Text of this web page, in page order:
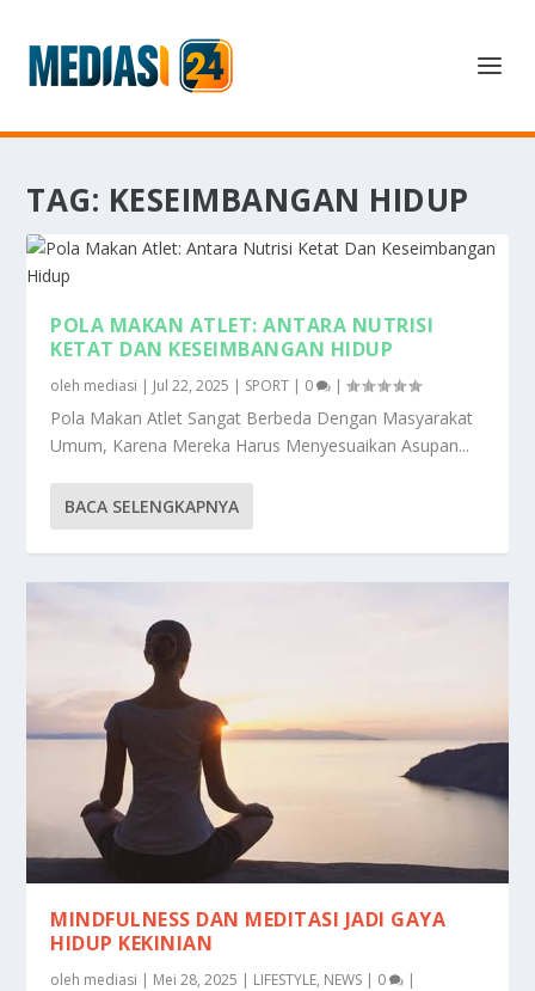
TAG: KESEIMBANGAN HIDUP
POLA MAKAN ATLET: ANTARA NUTRISI
KETAT DAN KESEIMBANGAN HIDUP
oleh mediasi | Jul 22, 2025 | SPORT | 0 |
Pola Makan Atlet Sangat Berbeda Dengan Masyarakat
Umum, Karena Mereka Harus Menyesuaikan Asupan...
BACA SELENGKAPNYA
MINDFULNESS DAN MEDITASI JADI GAYA
HIDUP KEKINIAN
oleh mediasi | Mei 28, 2025 | LIFESTYLE, NEWS | 0 |